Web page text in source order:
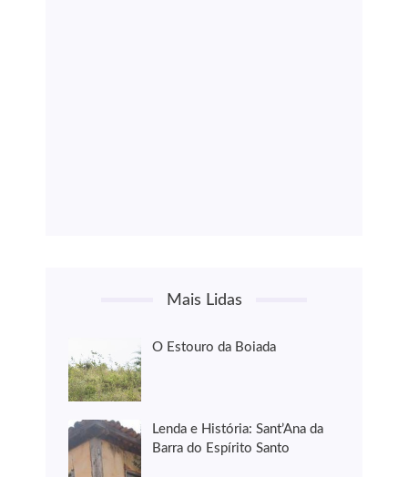
Mais Lidas
O Estouro da Boiada
Lenda e História: Sant’Ana da
Barra do Espírito Santo